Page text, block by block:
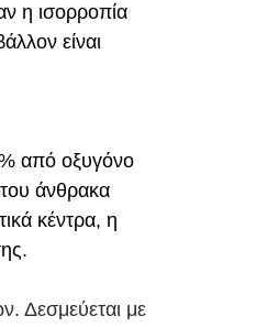
η ισορροπία
είναι
από οξυγόνο
άνθρακα
κέντρα, η
Δεσμεύεται με